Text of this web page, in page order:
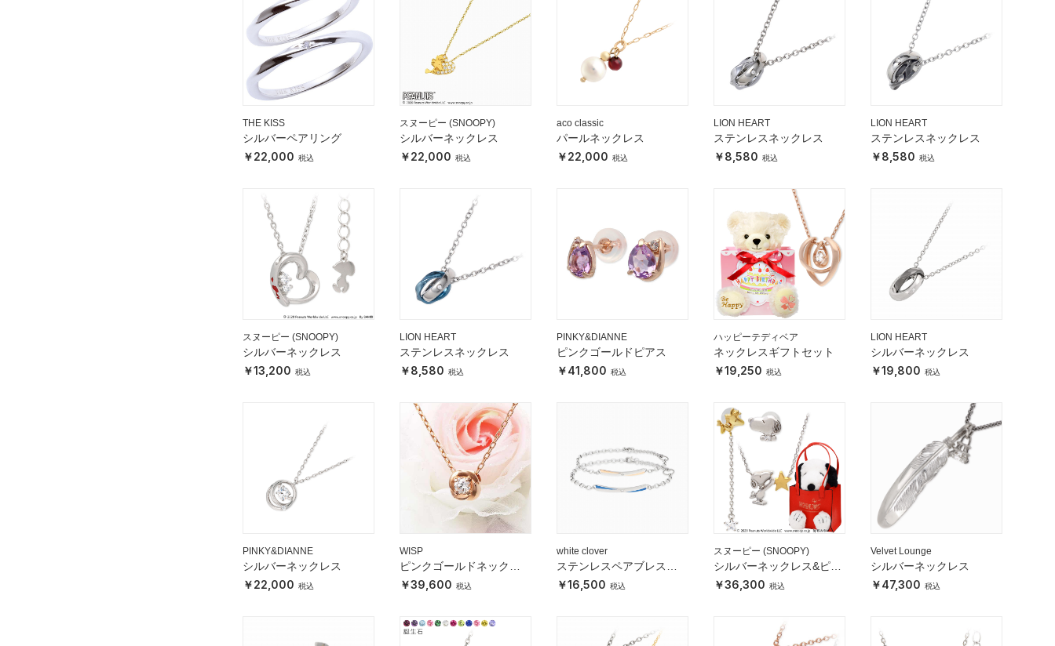
THE KISS
シルバーペアリング
22,000
スヌーピー (SNOOPY)
シルバーネックレス
22,000
aco classic
パールネックレス
22,000
LION HEART
ステンレスネックレス
8,580
LION HEART
ステンレスネックレス
8,580
スヌーピー (SNOOPY)
シルバーネックレス
13,200
LION HEART
ステンレスネックレス
8,580
PINKY&DIANNE
ピンクゴールドピアス
41,800
ハッピーテディベア
ネックレスギフトセット
19,250
LION HEART
シルバーネックレス
19,800
PINKY&DIANNE
シルバーネックレス
22,000
WISP
ピンクゴールドネックレ
ス39,600
white clover
ステンレスペアブレスレ
ット16,500
スヌーピー (SNOOPY)
シルバーネックレス&ピア
スセット
36,300
Velvet Lounge
シルバーネックレス
47,300